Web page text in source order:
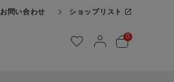
お問い合わせ ショップリスト
0